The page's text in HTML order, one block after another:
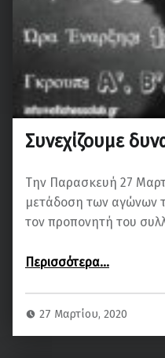
Συνεχίζουμε
Την Παρασκευή 27
μετάδοση των αγώνων
τον προπονητή του
Περισσότερα…
27 Μαρτίου, 2020